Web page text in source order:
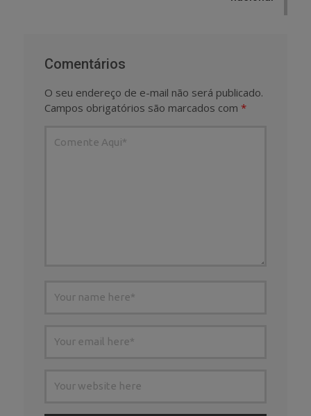
Comentários
O seu endereço de e-mail não será publicado.
Campos obrigatórios são marcados com *